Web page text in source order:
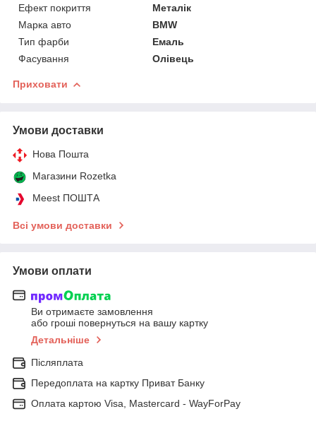
Ефект покриття
Металік
Марка авто
BMW
Тип фарби
Емаль
Фасування
Олівець
Приховати
Умови доставки
Нова Пошта
Магазини Rozetka
Meest ПОШТА
Всі умови доставки
Умови оплати
Ви отримаєте замовлення
або гроші повернуться на вашу картку
Детальніше
Післяплата
Передоплата на картку Приват Банку
Оплата картою Visa, Mastercard - WayForPay